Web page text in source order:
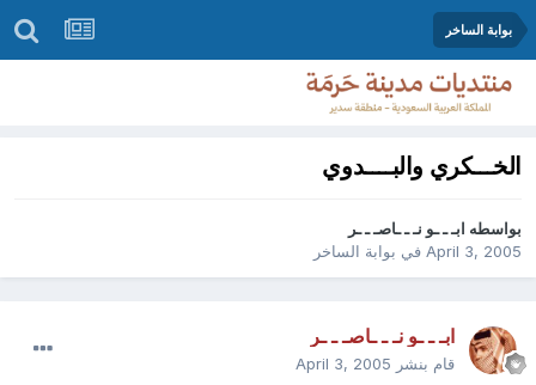
بوابة الساخر
الخـــكري والبــــدوي
بواسطه ابـ ـ ـو نـ ـ ـاصـ ـ ـر
April 3, 2005في بوابة الساخر
ابـ ـ ـو نـ ـ ـاصـ ـ ـر
قام بنشر April 3, 2005